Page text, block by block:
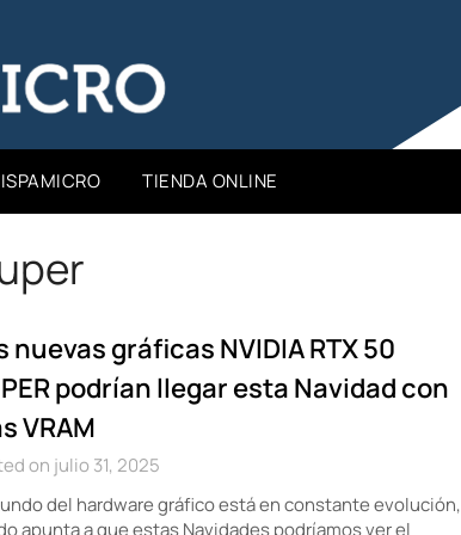
TIENDA ONLINE
nuevas gráficas NVIDIA RTX 50
podrían llegar esta Navidad con
VRAM
on julio 31, 2025
del hardware gráfico está en constante evolución,
apunta a que estas Navidades podríamos ver el